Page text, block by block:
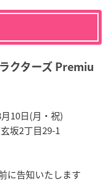
クターズ Premiu
10日(月・祝)
坂2丁目29-1
に告知いたします